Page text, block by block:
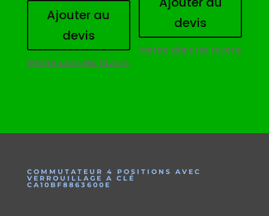
Ajouter au
devis
Mettre dans les favoris
devis
Mettre dans les favoris
COMMUTATEUR 4 POSITIONS AVEC
VERROUILLAGE A CLÉ
CA10BF8863600E